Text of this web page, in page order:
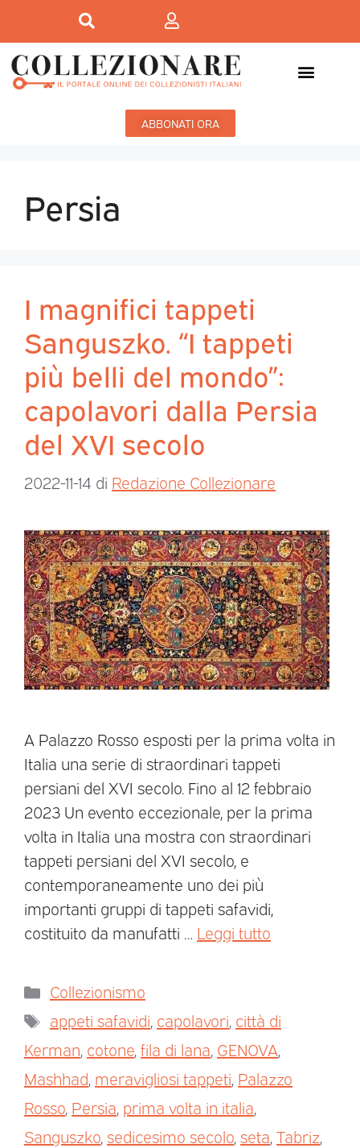
ABBONATI ORA
Persia
I magnifici tappeti
Sanguszko. “I tappeti
più belli del mondo”:
capolavori dalla Persia
del XVI secolo
2022-11-14 di Redazione Collezionare
A Palazzo Rosso esposti per la prima volta in
Italia una serie di straordinari tappeti
persiani del XVI secolo. Fino al 12 febbraio
2023 Un evento eccezionale, per la prima
volta in Italia una mostra con straordinari
tappeti persiani del XVI secolo, e
contemporaneamente uno dei più
importanti gruppi di tappeti safavidi,
costituito da manufatti … Leggi tutto
Collezionismo
appeti safavidi, capolavori, città di
Kerman, cotone,fila di lana, GENOVA,
Mashhad, meravigliosi tappeti, Palazzo
Rosso, Persia, prima volta in italia,
Sanguszko,sedicesimo secolo,seta,Tabriz,